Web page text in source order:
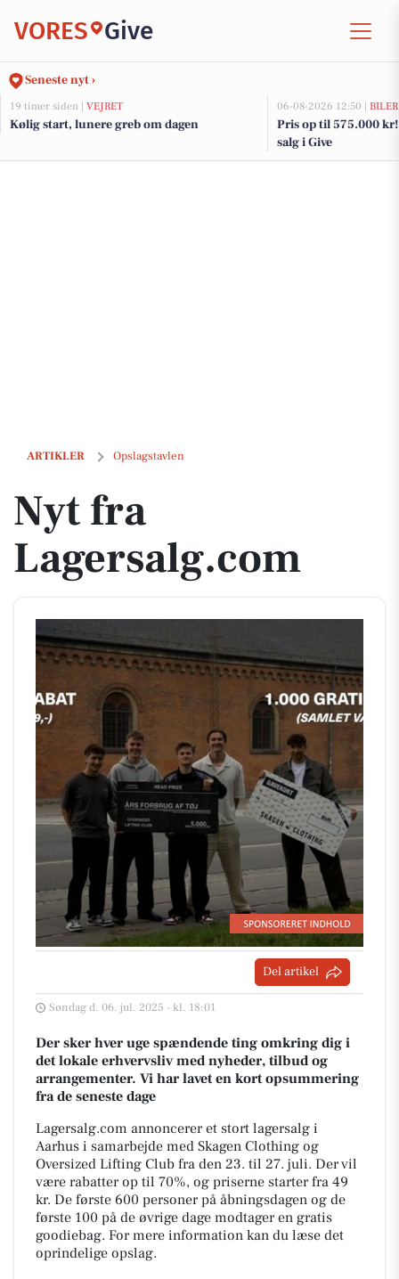
VORES Give
Seneste nyt ›
19 timer siden | VEJRET
Kølig start, lunere greb om dagen
06-08-2026 12:50 | BILER
Pris op til 575.000
salg i Give
ARTIKLER Opslagstavlen
Nyt fra Lagersalg.com
Nyt fra
Lagersalg.com
Del artikel
Søndag d. 06. jul. 2025 - kl. 18:01
Der sker hver uge spændende ting omkring dig i
det lokale erhvervsliv med nyheder, tilbud og
arrangementer. Vi har lavet en kort opsummering
fra de seneste dage
Lagersalg.com annoncerer et stort lagersalg i
Aarhus i samarbejde med Skagen Clothing og
Oversized Lifting Club fra den 23. til 27. juli. Der vil
være rabatter op til 70%, og priserne starter fra 49
kr. De første 600 personer på åbningsdagen og de
første 100 på de øvrige dage modtager en gratis
goodiebag. For mere information kan du læse det
oprindelige opslag.